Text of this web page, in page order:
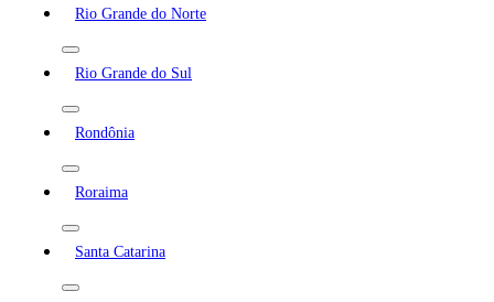
Rio Grande do Norte
Rio Grande do Sul
Rondônia
Roraima
Santa Catarina